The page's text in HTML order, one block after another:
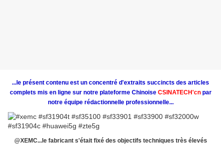
...le présent contenu est un concentré d'extraits succincts des articles
complets mis en ligne sur notre plateforme Chinoise CSINATECH'cn par
notre équipe rédactionnelle professionnelle...
@XEMC...le fabricant s'était fixé des objectifs techniques très élevés